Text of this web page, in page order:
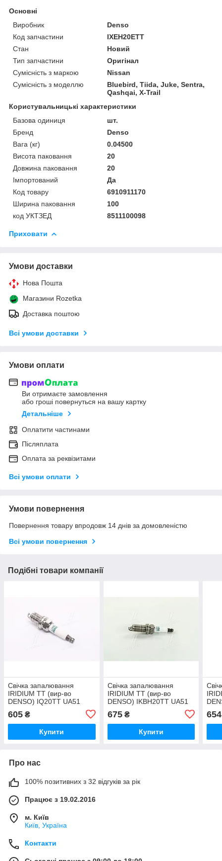
Основні
Виробник
Denso
Код запчастини
IXEH20ETT
Стан
Новий
Тип запчастини
Оригінал
Сумісність з маркою
Nissan
Сумісність з моделлю
Bluebird, Tiida, Juke, Sentra,
Qashqai, X-Trail
Користувальницькі характеристики
Базова одиниця
шт.
Бренд
Denso
Вага (кг)
0.04500
Висота паковання
20
Довжина паковання
20
Імпортований
Да
Код товару
6910911170
Ширина паковання
100
код УКТЗЕД
8511100098
Приховати
Умови доставки
Нова Пошта
Магазини Rozetka
Доставка поштою
Всі умови доставки
Умови оплати
Ви отримаєте замовлення
або гроші повернуться на вашу картку
Детальніше
Оплатити частинами
Післяплата
Оплата за реквізитами
Всі умови оплати
Умови повернення
Повернення товару впродовж 14 днів за домовленістю
Всі умови повернення
Подібні товари компанії
Свічка запалювання
IRIDIUM TT (вир-во
DENSO) IQ20TT UA51
605 ₴
Купити
Свічка запалювання
IRIDIUM TT (вир-во
DENSO) IKBH20TT UA51
675₴
Купити
654
Про нас
100% позитивних з 32 відгуків за рік
Працює з 19.02.2016
м. Київ
Київ, Україна
Контакти